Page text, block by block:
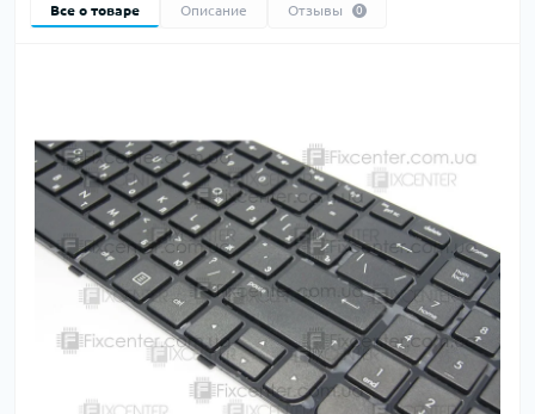
Все о товаре Описание Отзывы 0